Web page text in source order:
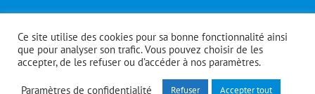
communication CDKIT
InstagramSpotify
Ce site utilise des cookies pour sa bonne fonctionnalité ainsi
que pour analyser son trafic. Vous pouvez choisir de les
accepter, de les refuser ou d’accéder à nos paramètres.
Paramètres de confidentialité Refuser Accepter tout